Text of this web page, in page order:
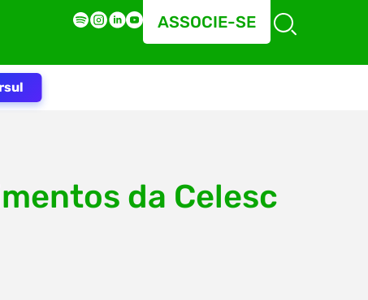
ASSOCIE-SE
da Celesc